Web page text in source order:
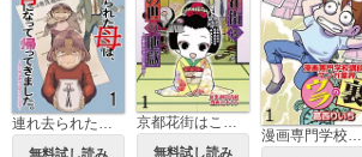
無料試し読み 無料試し読み
漫画専門学校講師のマンガ業界ウラの裏 【せらびぃ連載版】